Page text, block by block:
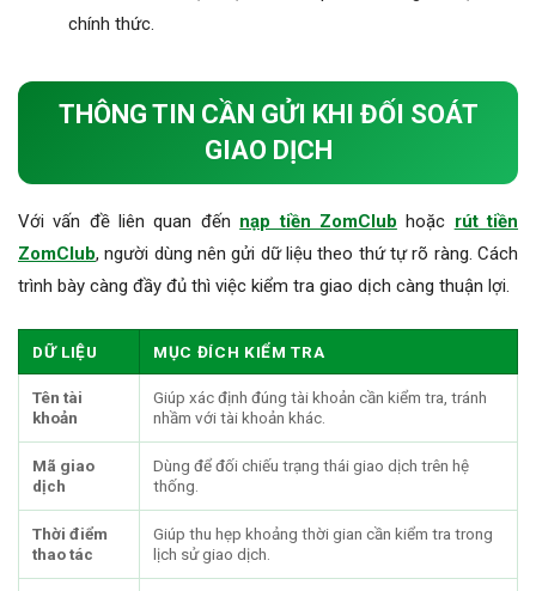
chính thức.
THÔNG TIN CẦN GỬI KHI ĐỐI SOÁT
GIAO DỊCH
Với vấn đề liên quan đến nạp tiền ZomClub hoặc rút tiền
ZomClub, người dùng nên gửi dữ liệu theo thứ tự rõ ràng. Cách
trình bày càng đầy đủ thì việc kiểm tra giao dịch càng thuận lợi.
DỮ LIỆU MỤC ĐÍCH KIỂM TRA
Tên tài
khoản
Giúp xác định đúng tài khoản cần kiểm tra, tránh
nhầm với tài khoản khác.
Mã giao
dịch
Dùng để đối chiếu trạng thái giao dịch trên hệ
thống.
Thời điểm
thao tác
Giúp thu hẹp khoảng thời gian cần kiểm tra trong
lịch sử giao dịch.